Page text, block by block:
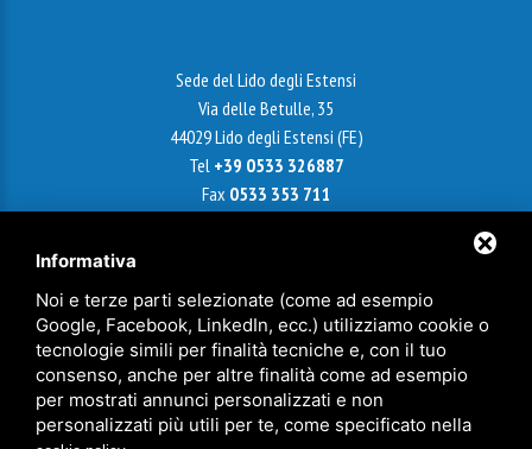
Sede del Lido degli Estensi
Via delle Betulle, 35
44029 Lido degli Estensi (FE)
Tel +39 0533 326887
Fax 0533 353 711
Sede di Ferrara
Via Cairoli, 18 - 44121 Ferrara
Cell+39 338 9799921
Tel+39 0532 241180
Informativa
Noi e terze parti selezionate (come ad esempio
Google, Facebook, LinkedIn, ecc.) utilizziamo cookie o
tecnologie simili per finalità tecniche e, con il tuo
consenso, anche per altre finalità come ad esempio
per mostrati annunci personalizzati e non
personalizzati più utili per te, come specificato nella